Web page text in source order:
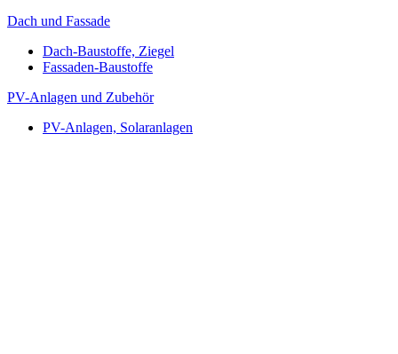
Dach und Fassade
Dach-Baustoffe, Ziegel
Fassaden-Baustoffe
PV-Anlagen und Zubehör
PV-Anlagen, Solaranlagen